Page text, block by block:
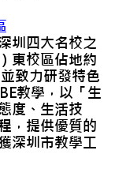
圳四大名校之
東校區佔地約
致力研發特色
教學，以「生
度、生活技
，提供優質的
深圳市教學工